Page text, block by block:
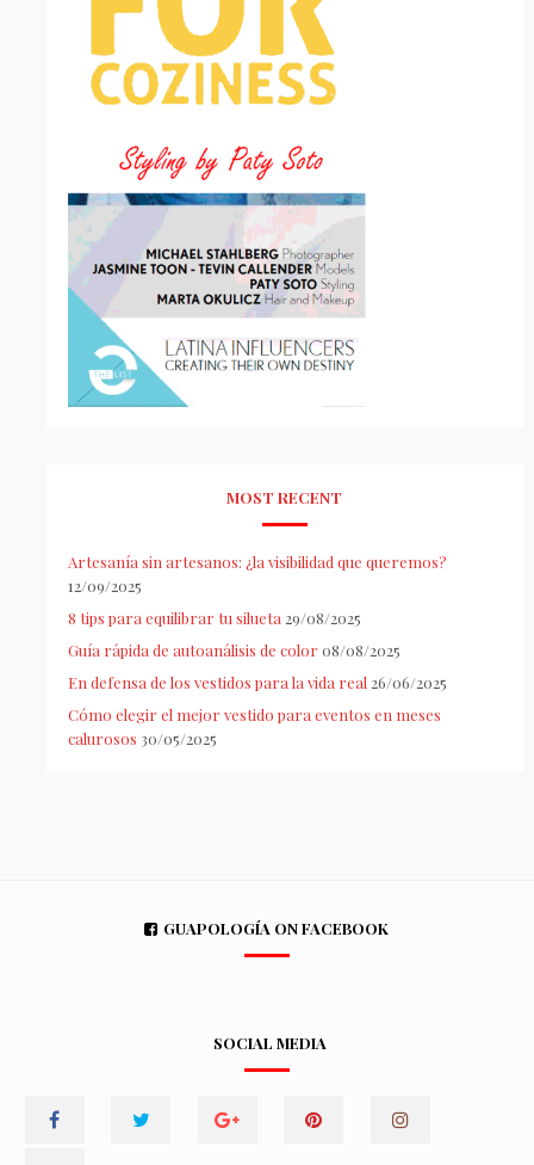
MOST RECENT
Artesanía sin artesanos: ¿la visibilidad que queremos?
12/09/2025
8 tips para equilibrar tu silueta 29/08/2025
Guía rápida de autoanálisis de color 08/08/2025
En defensa de los vestidos para la vida real 26/06/2025
Cómo elegir el mejor vestido para eventos en meses
calurosos 30/05/2025
GUAPOLOGÍA ON FACEBOOK
SOCIAL MEDIA